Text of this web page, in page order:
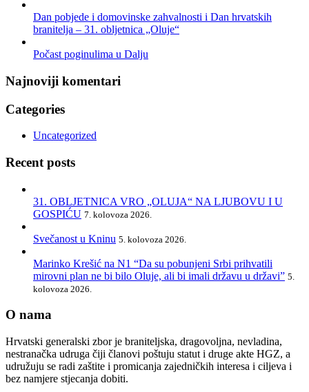
Dan pobjede i domovinske zahvalnosti i Dan hrvatskih
branitelja – 31. obljetnica „Oluje“
Počast poginulima u Dalju
Najnoviji komentari
Categories
Uncategorized
Recent posts
31. OBLJETNICA VRO „OLUJA“ NA LJUBOVU I U
GOSPIĆU 7. kolovoza 2026.
Svečanost u Kninu 5. kolovoza 2026.
Marinko Krešić na N1 “Da su pobunjeni Srbi prihvatili
mirovni plan ne bi bilo Oluje, ali bi imali državu u državi” 5.
kolovoza 2026.
O nama
Hrvatski generalski zbor je braniteljska, dragovoljna, nevladina,
nestranačka udruga čiji članovi poštuju statut i druge akte HGZ, a
udružuju se radi zaštite i promicanja zajedničkih interesa i ciljeva i
bez namjere stjecanja dobiti.